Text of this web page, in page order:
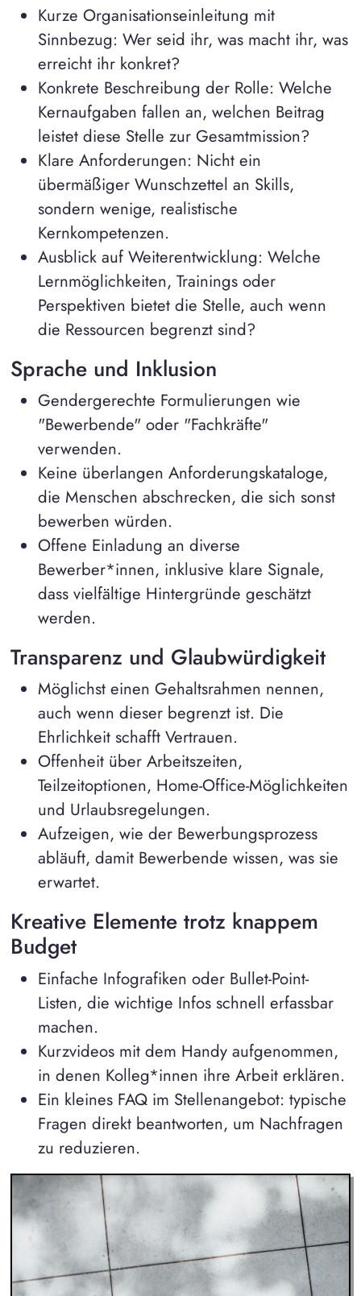
Kurze Organisationseinleitung mit
Sinnbezug: Wer seid ihr, was macht ihr, was
erreicht ihr konkret?
Konkrete Beschreibung der Rolle: Welche
Kernaufgaben fallen an, welchen Beitrag
leistet diese Stelle zur Gesamtmission?
Klare Anforderungen: Nicht ein
übermäßiger Wunschzettel an Skills,
sondern wenige, realistische
Kernkompetenzen.
Ausblick auf Weiterentwicklung: Welche
Lernmöglichkeiten, Trainings oder
Perspektiven bietet die Stelle, auch wenn
die Ressourcen begrenzt sind?
Sprache und Inklusion
Gendergerechte Formulierungen wie
"Bewerbende" oder "Fachkräfte"
verwenden.
Keine überlangen Anforderungskataloge,
die Menschen abschrecken, die sich sonst
bewerben würden.
Offene Einladung an diverse
Bewerber*innen, inklusive klare Signale,
dass vielfältige Hintergründe geschätzt
werden.
Transparenz und Glaubwürdigkeit
Möglichst einen Gehaltsrahmen nennen,
auch wenn dieser begrenzt ist. Die
Ehrlichkeit schafft Vertrauen.
Offenheit über Arbeitszeiten,
Teilzeitoptionen, Home-Office-Möglichkeiten
und Urlaubsregelungen.
Aufzeigen, wie der Bewerbungsprozess
abläuft, damit Bewerbende wissen, was sie
erwartet.
Kreative Elemente trotz knappem
Budget
Einfache Infografiken oder Bullet-Point-
Listen, die wichtige Infos schnell erfassbar
machen.
Kurzvideos mit dem Handy aufgenommen,
in denen Kolleg*innen ihre Arbeit erklären.
Ein kleines FAQ im Stellenangebot: typische
Fragen direkt beantworten, um Nachfragen
zu reduzieren.